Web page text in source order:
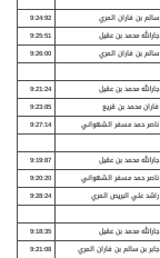
سالم بن فاران المري
9:24:92
جارالله محمد بن عقيل
9:25:51
سالم بن فاران المري 9:26:00
جارالله محمد بن عقيل
9:21:24
فاران محمد بن قريع
9:23:85
ناصر حمد مسفر الشهواني 9:27:14
جارالله محمد بن عقيل
9:19:87
ناصر حمد مسفر الشهواني
9:20:20
راشد علي البريص المري 9:28:24
جارالله محمد بن عقيل
9:18:35
جابر بن سالم بن فاران المري
9:21:08